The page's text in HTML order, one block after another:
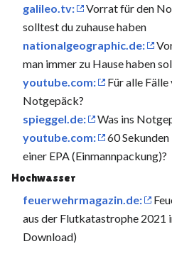
galileo.tv:
Vorrat für den
solltest du zuhause haben
nationalgeographic.de:
man immer zu Hause haben
youtube.com:
Für alle
Notgepäck?
spieggel.de:
Was ins
youtube.com:
60
einer EPA (Einmannpackung)?
Hochwasser
feuerwehrmagazin.de:
aus der Flutkatastrophe 2021
Download)